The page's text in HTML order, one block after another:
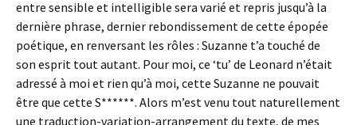
entre sensible et intelligible sera varié et repris jusqu’à la
dernière phrase, dernier rebondissement de cette épopée
poétique, en renversant les rôles : Suzanne t’a touché de
son esprit tout autant. Pour moi, ce ‘tu’ de Leonard n’était
adressé à moi et rien qu’à moi, cette Suzanne ne pouvait
être que cette S******. Alors m’est venu tout naturellement
une traduction-variation-arrangement du texte, de mes